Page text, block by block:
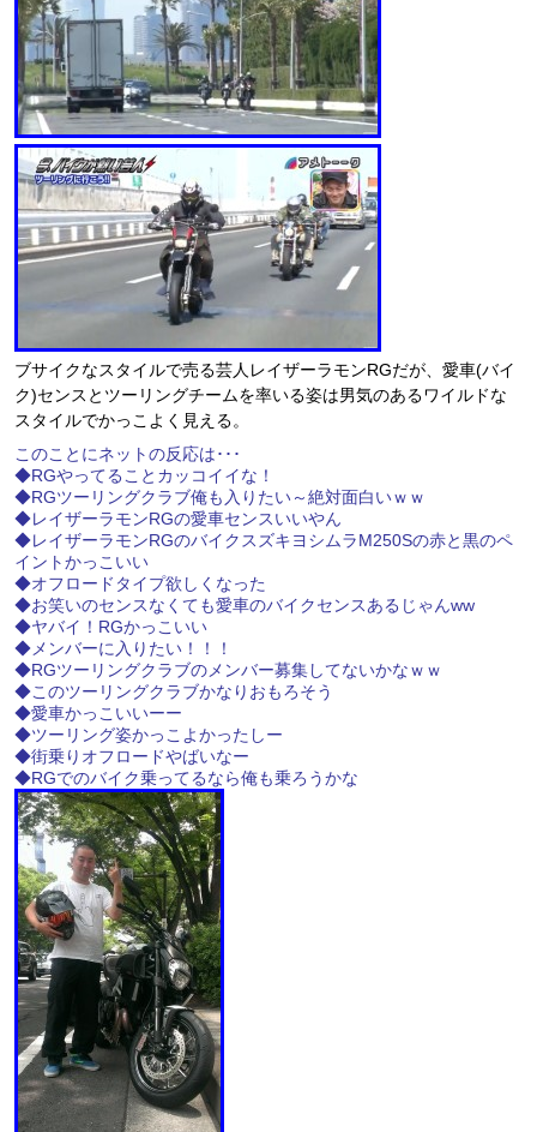
ブサイクなスタイルで売る芸人レイザーラモンRGだが、愛車(バイ
ク)センスとツーリングチームを率いる姿は男気のあるワイルドな
スタイルでかっこよく見える。
このことにネットの反応は･･･
◆RGやってることカッコイイな！
◆RGツーリングクラブ俺も入りたい～絶対面白いｗｗ
◆レイザーラモンRGの愛車センスいいやん
◆レイザーラモンRGのバイクスズキヨシムラM250Sの赤と黒のペ
イントかっこいい
◆オフロードタイプ欲しくなった
◆お笑いのセンスなくても愛車のバイクセンスあるじゃんww
◆ヤバイ！RGかっこいい
◆メンバーに入りたい！！！
◆RGツーリングクラブのメンバー募集してないかなｗｗ
◆このツーリングクラブかなりおもろそう
◆愛車かっこいいーー
◆ツーリング姿かっこよかったしー
◆街乗りオフロードやばいなー
◆RGでのバイク乗ってるなら俺も乗ろうかな